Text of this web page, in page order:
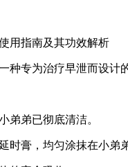
用指南及其功效解析
种专为治疗早泄而设计
弟弟已彻底清洁。
时膏，均匀涂抹在小弟